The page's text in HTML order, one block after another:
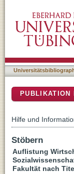
PUBLIKATION
Hilfe und
Stöbern
Auflistung
Fakultät nach